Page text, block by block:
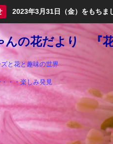
2023年3月31日（金）をもちま
んの花だより 『
と花と趣味の世界
・・楽しみ発見